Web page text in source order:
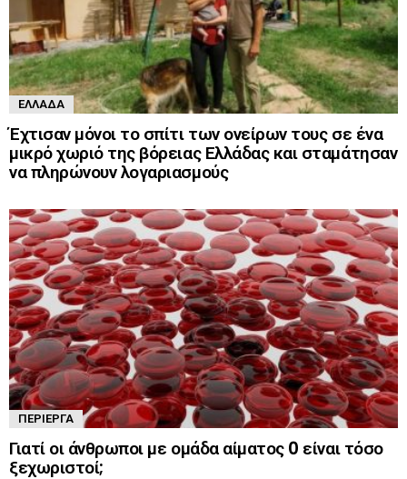
ΕΛΛΆΔΑ
Έχτισαν μόνοι το σπίτι των ονείρων τους σε ένα
μικρό χωριό της βόρειας Ελλάδας και σταμάτησαν
να πληρώνουν λογαριασμούς
ΠΕΡΊΕΡΓΑ
Γιατί οι άνθρωποι με ομάδα αίματος 0 είναι τόσο
ξεχωριστοί;